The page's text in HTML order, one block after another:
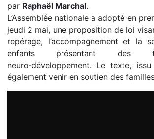
par Raphaël Marchal.
L’Assemblée nationale a adopté en
jeudi 2 mai, une proposition de loi
repérage, l’accompagnement et la
enfants présentant des
neuro‑développement. Le texte,
également venir en soutien des